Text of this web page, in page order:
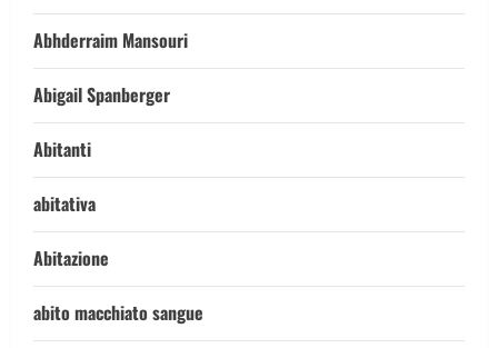
Abhderraim Mansouri
Abigail Spanberger
Abitanti
abitativa
Abitazione
abito macchiato sangue